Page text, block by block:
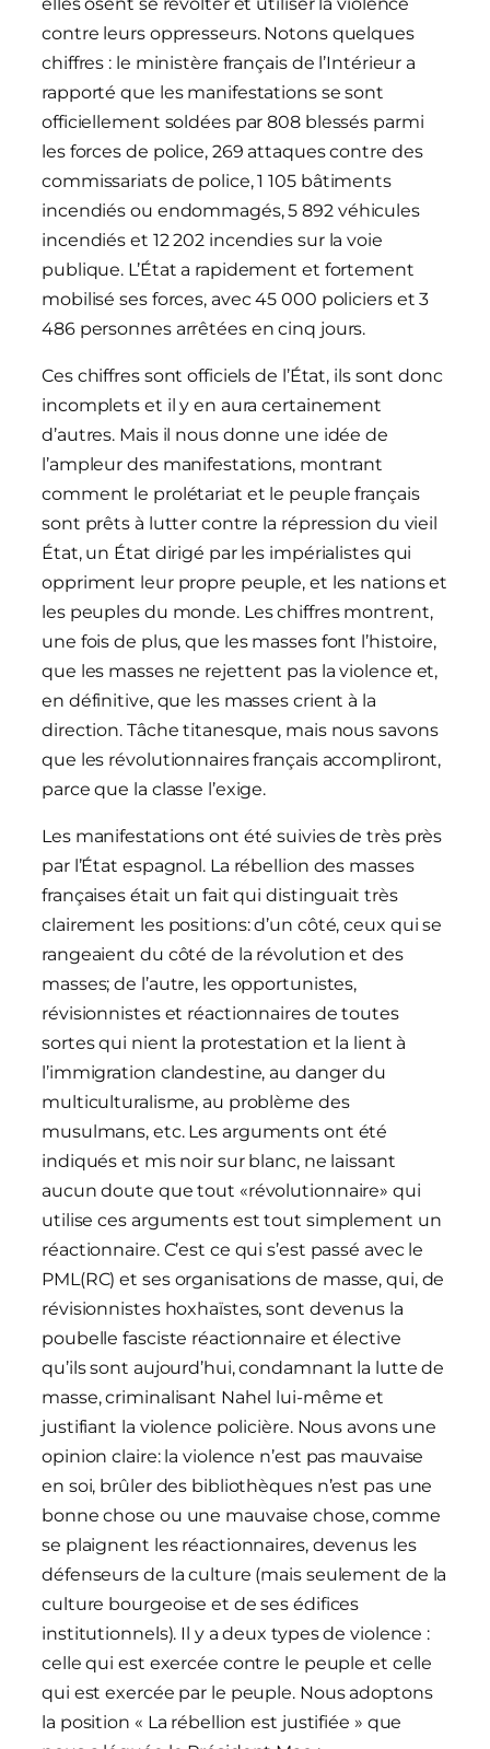
contre leurs oppresseurs. Notons quelques
chiffres : le ministère français de l’Intérieur a
rapporté que les manifestations se sont
officiellement soldées par 808 blessés parmi
les forces de police, 269 attaques contre des
commissariats de police, 1 105 bâtiments
incendiés ou endommagés, 5 892 véhicules
incendiés et 12 202 incendies sur la voie
publique. L’État a rapidement et fortement
mobilisé ses forces, avec 45 000 policiers et 3
486 personnes arrêtées en cinq jours.
Ces chiffres sont officiels de l’État, ils sont donc
incomplets et il y en aura certainement
d’autres. Mais il nous donne une idée de
l’ampleur des manifestations, montrant
comment le prolétariat et le peuple français
sont prêts à lutter contre la répression du vieil
État, un État dirigé par les impérialistes qui
oppriment leur propre peuple, et les nations et
les peuples du monde. Les chiffres montrent,
une fois de plus, que les masses font l’histoire,
que les masses ne rejettent pas la violence et,
en définitive, que les masses crient à la
direction. Tâche titanesque, mais nous savons
que les révolutionnaires français accompliront,
parce que la classe l’exige.
Les manifestations ont été suivies de très près
par l’État espagnol. La rébellion des masses
françaises était un fait qui distinguait très
clairement les positions: d’un côté, ceux qui se
rangeaient du côté de la révolution et des
masses; de l’autre, les opportunistes,
révisionnistes et réactionnaires de toutes
sortes qui nient la protestation et la lient à
l’immigration clandestine, au danger du
multiculturalisme, au problème des
musulmans, etc. Les arguments ont été
indiqués et mis noir sur blanc, ne laissant
aucun doute que tout «révolutionnaire» qui
utilise ces arguments est tout simplement un
réactionnaire. C’est ce qui s’est passé avec le
PML(RC) et ses organisations de masse, qui, de
révisionnistes hoxhaïstes, sont devenus la
poubelle fasciste réactionnaire et élective
qu’ils sont aujourd’hui, condamnant la lutte de
masse, criminalisant Nahel lui-même et
justifiant la violence policière. Nous avons une
opinion claire: la violence n’est pas mauvaise
en soi, brûler des bibliothèques n’est pas une
bonne chose ou une mauvaise chose, comme
se plaignent les réactionnaires, devenus les
défenseurs de la culture (mais seulement de la
culture bourgeoise et de ses édifices
institutionnels). Il y a deux types de violence :
celle qui est exercée contre le peuple et celle
qui est exercée par le peuple. Nous adoptons
la position « La rébellion est justifiée » que